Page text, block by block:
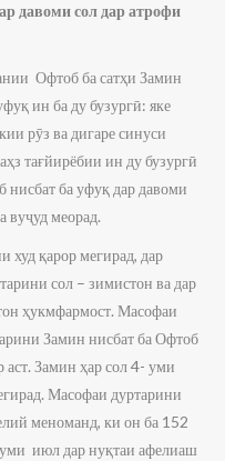
давоми сол дар атрофи
Офтоб ба сатҳи Замин
ин ба ду бузургӣ: яке
рӯз ва дигаре синуси
тағйирёбии ин ду бузургӣ
нисбат ба уфуқ дар давоми
вуҷуд меорад.
худ қарор мегирад, дар
сол – зимистон ва дар
ҳукмфармост. Масофаи
Замин нисбат ба Офтоб
Замин ҳар сол 4- уми
Масофаи дуртарини
меноманд, ки он ба 152
июл дар нуқтаи афелиаш